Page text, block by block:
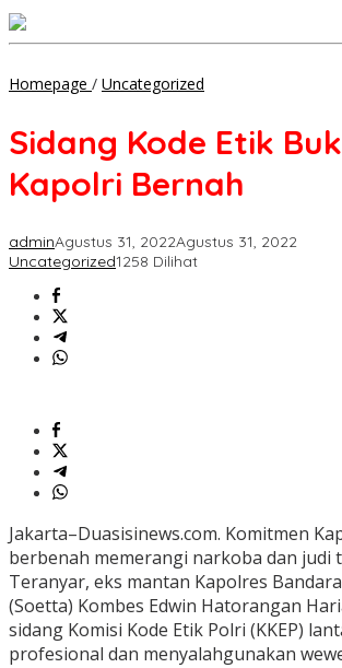
Homepage / Uncategorized
Bukti
Kapolri
Sidang Kode Etik
Kapolri Bernah
adminAgustus 31, 2022Agustus 31, 2022
Uncategorized1258 Dilihat
Jakarta–Duasisinews.com. Komitmen
berbenah memerangi narkoba dan judi
Teranyar, eks mantan Kapolres
(Soetta) Kombes Edwin Hatorangan
sidang Komisi Kode Etik Polri (KKEP)
profesional dan menyalahgunakan